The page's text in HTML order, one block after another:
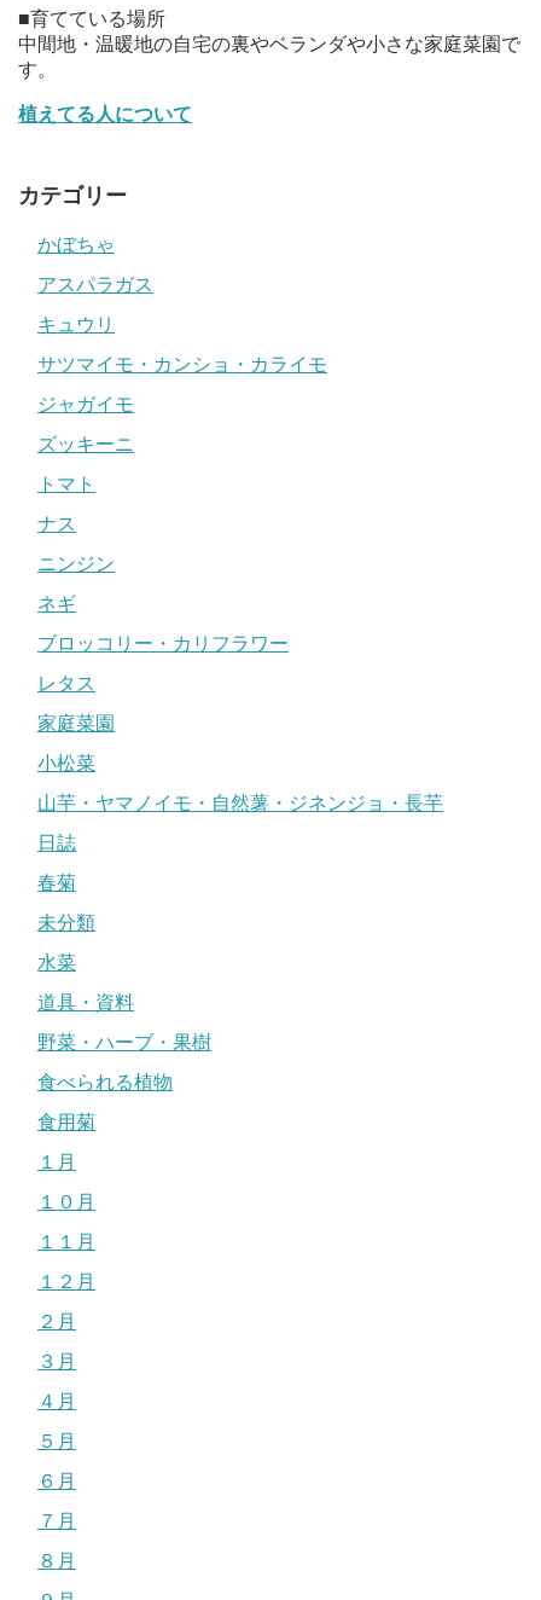
■育てている場所
中間地・温暖地の自宅の裏やベランダや小さな家庭菜園で
す。
植えてる人について
カテゴリー
かぼちゃ
アスパラガス
キュウリ
サツマイモ・カンショ・カライモ
ジャガイモ
ズッキーニ
トマト
ナス
ニンジン
ネギ
ブロッコリー・カリフラワー
レタス
家庭菜園
小松菜
山芋・ヤマノイモ・自然薯・ジネンジョ・長芋
日誌
春菊
未分類
水菜
道具・資料
野菜・ハーブ・果樹
食べられる植物
食用菊
１月
１０月
１１月
１２月
２月
３月
４月
５月
６月
７月
８月